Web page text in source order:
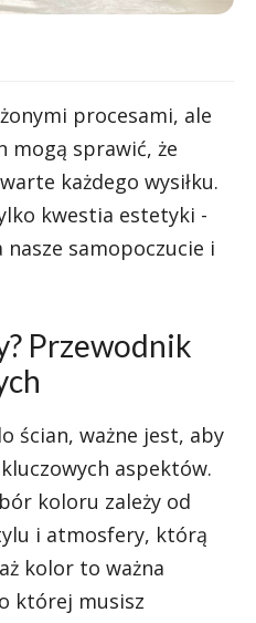
procesami, ale
mogą sprawić, że
każdego wysiłku.
kwestia estetyki -
nasze samopoczucie i
Przewodnik
ścian, ważne jest, aby
aspektów.
koloru zależy od
i atmosfery, którą
kolor to ważna
której musisz